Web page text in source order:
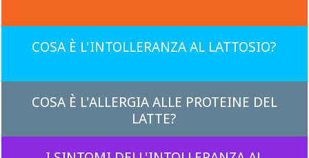
COSA È L'INTOLLERANZA AL LATTOSIO?
COSA È L'ALLERGIA ALLE PROTEINE DEL
LATTE?